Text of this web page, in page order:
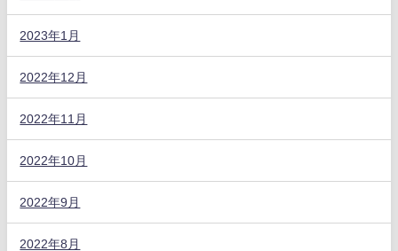
2023年1月
2022年12月
2022年11月
2022年10月
2022年9月
2022年8月